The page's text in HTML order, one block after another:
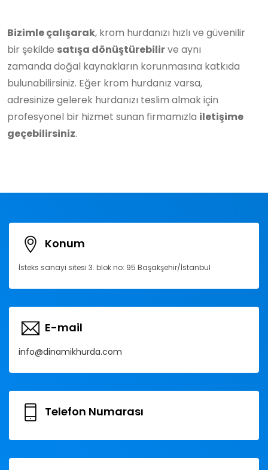
Bizimle çalışarak, krom hurdanızı hızlı ve güvenilir
bir şekilde satışa dönüştürebilirve aynı
zamanda doğal kaynakların korunmasına katkıda
bulunabilirsiniz. Eğer krom hurdanız varsa,
adresinize gelerek hurdanızı teslim almak için
profesyonel bir hizmet sunan firmamızla iletişime
geçebilirsiniz.
Konum
İsteks sanayi sitesi 3. blok no: 95 Başakşehir/İstanbul
E-mail
info@dinamikhurda.com
Telefon Numarası